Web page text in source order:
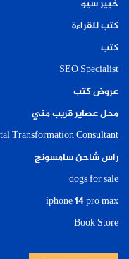
خبير سيو
كتب للقراءة
كتب
SEO Specialist
عروض كتب
محل عصاير قريب مني
Transformation Consultant
راس شاحن سامسونج
dogs for sale
iphone 14 pro max
Book Store